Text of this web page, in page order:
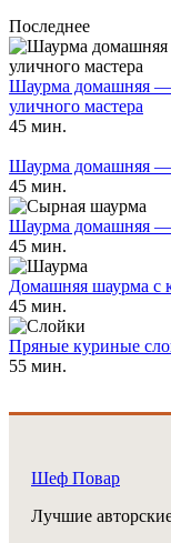
Последнее
Шаурма домашняя —
уличного мастера
45 мин.
Шаурма домашняя —
45 мин.
Шаурма домашняя —
45 мин.
Домашняя шаурма с
45 мин.
Пряные куриные
55 мин.
Шеф Повар
Лучшие